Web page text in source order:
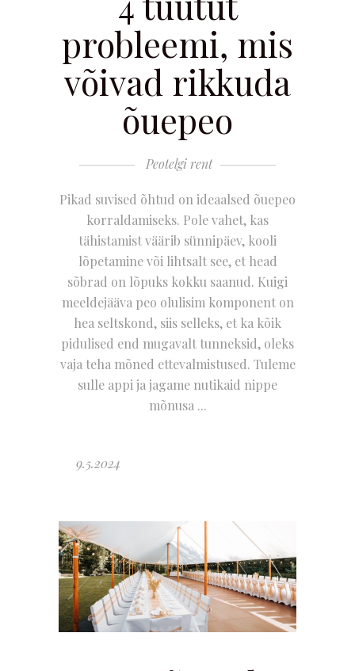
probleemi, mis
võivad rikkuda
õuepeo
Peotelgi rent
Pikad suvised õhtud on ideaalsed õuepeo
korraldamiseks. Pole vahet, kas
tähistamist väärib sünnipäev, kooli
lõpetamine või lihtsalt see, et head
sõbrad on lõpuks kokku saanud. Kuigi
meeldejääva peo olulisim komponent on
hea seltskond, siis selleks, et ka kõik
pidulised end mugavalt tunneksid, oleks
vaja teha mõned ettevalmistused. Tuleme
sulle appi ja jagame nutikaid nippe
mõnusa
9.5.2024